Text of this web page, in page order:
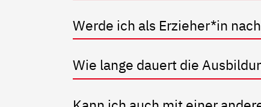
Werde ich als Erzieher*in
Wie lange dauert die